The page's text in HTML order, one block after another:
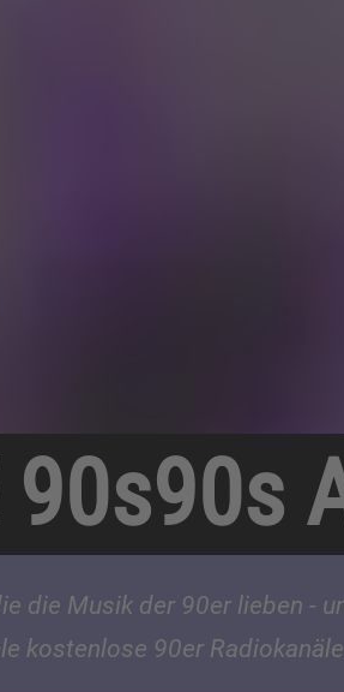
90s90s
die Musik der 90er lieben -
kostenlose 90er